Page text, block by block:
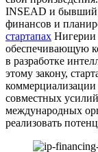
INSEAD и бывший
финансов и
стартапах Нигерии
обеспечивающую
в разработке
этому закону,
совместных усилий
международных
реализовать